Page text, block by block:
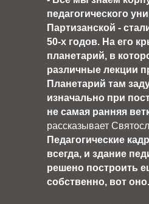
педагогического
Партизанской -
50-х годов. На его
планетарий, в
различные лекции
Планетарий там
изначально при
не самая ранняя
рассказывает
Педагогические
всегда, и здание
решено построить
собственно, вот оно.